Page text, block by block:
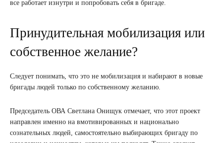
все работает изнутри и попробовать себя в бригаде.
Принудительная мобилизация или
собственное желание?
Следует понимать, что это не мобилизация и набирают в новые
бригады людей только по собственному желанию.
Председатель ОВА Светлана Онищук отмечает, что этот проект
направлен именно на вмотивированных и национально
сознательных людей, самостоятельно выбирающих бригаду по